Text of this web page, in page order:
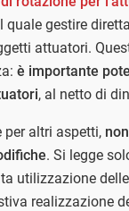
quale gestire
attuatori.
è importante
, al netto di
per altri aspetti,
. Si legge
utilizzazione
realizzazione